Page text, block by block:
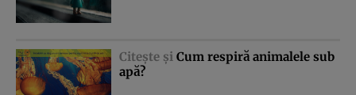
Citeşte şi Cum respiră animalele sub
apă?